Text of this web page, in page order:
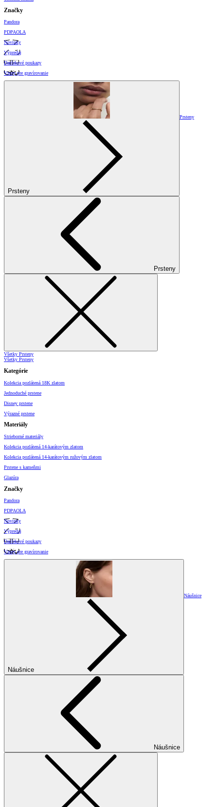
Značky
Pandora
PDPAOLA
Novinky
Výpredaj
Darčekové poukazy
Vzory pre gravírovanie
Prsteny
Prsteny
Prsteny
Všetky Prsteny
Všetky Prsteny
Kategórie
Kolekcia pozlátená 18K zlatom
Jednoduché prstene
Disney prstene
Výrazné prstene
Materiály
Strieborné materiály
Kolekcia pozlátená 14-karátovým zlatom
Kolekcia pozlátená 14-karátovým ružovým zlatom
Prstene s kameňmi
Glazúra
Značky
Pandora
PDPAOLA
Novinky
Výpredaj
Darčekové poukazy
Vzory pre gravírovanie
Náušnice
Náušnice
Náušnice